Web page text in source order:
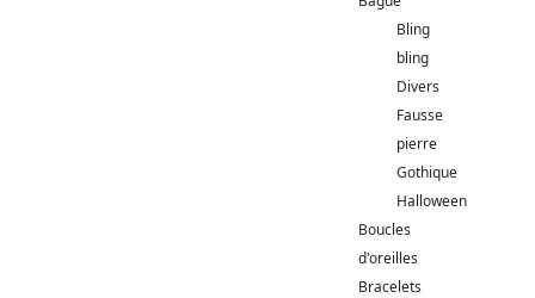
Bling
bling
Divers
Fausse
pierre
Gothique
Halloween
Boucles
d'oreilles
Bracelets